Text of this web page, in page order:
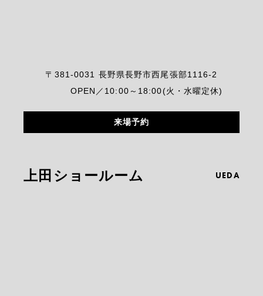
〒381-0031 長野県長野市西尾張部1116-2
OPEN／10:00～18:00(火・水曜定休)
来場予約
上田ショールーム UEDA